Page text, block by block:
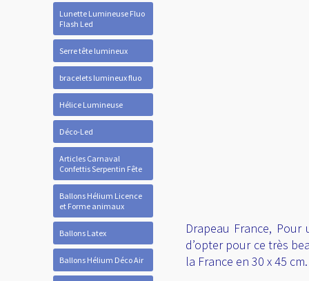
Lunette Lumineuse Fluo
Flash Led
Serre tête lumineux
bracelets lumineux fluo
Hélice Lumineuse
Déco-Led
Articles Carnaval
Confettis Serpentin Fête
Ballons Hélium Licence
et Forme animaux
Ballons Latex
Ballons Hélium Déco Air
Drapeau France,
d’opter pour ce très
la France en 30 x 45 cm.